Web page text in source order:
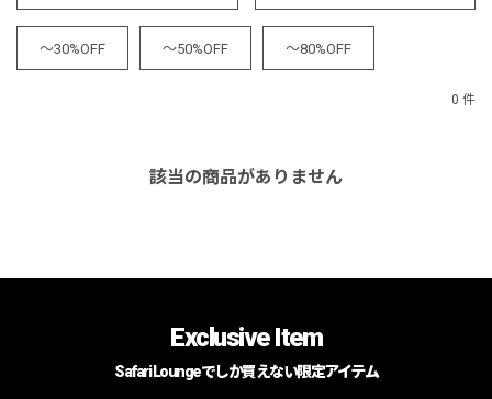
～30%OFF ～50%OFF ～80%OFF
0 件
該当の商品がありません
Exclusive Item
Safari Loungeでしか買えない限定アイテム